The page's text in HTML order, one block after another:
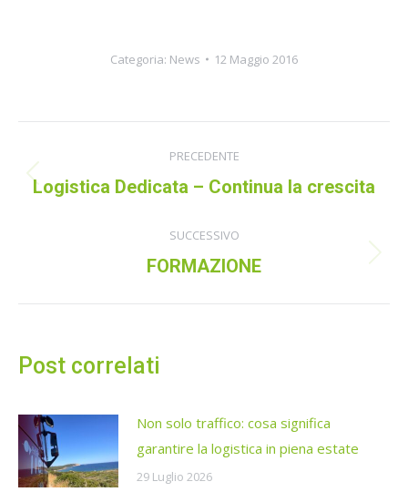
Categoria: News 12 Maggio 2016
tra
PRECEDENTE
Post
Logistica Dedicata – Continua la crescita
SUCCESSIVO
Prossimo
FORMAZIONE
Post correlati
Non solo traffico: cosa significa
garantire la logistica in piena estate
29 Luglio 2026